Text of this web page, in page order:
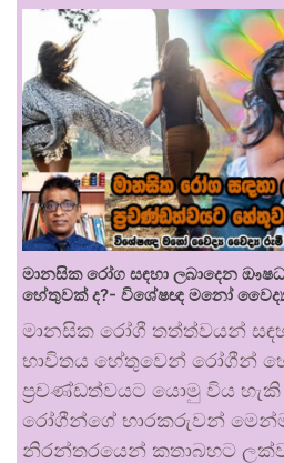
මානසික රෝග සඳහා ලබාදෙන
හේතුවක් ද?- විශේෂඥ මනෝ
මානසික රෝගී තත්ත්වයන්
භාවිතය හේතුවෙන් රෝගීන්
ප්‍රචණ්ඩත්වයට යොමු විය
රෝගීන්ගේ භාරකරුවන්
නිරන්තරයෙන් කතාබහට